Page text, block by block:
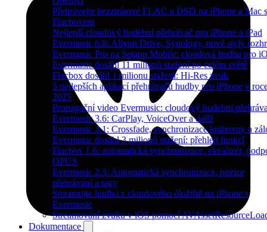
Přehrávejte bezztrátové FLAC a DSD na iPhone a Mac s
Flacboxem
Nejlepší cloudový hudební přehrávač pro iPhone a iPad
Evermusic 6.8: Aliyun Drive, Synology, nové styly
Evermusic Pro na Setapp Mobile: cloudová hudba pro
Evermusic dosáhl 11 milionů stažení po celém světě
Flacbox dosáhl 1 milionu stažení: Hi-Res zvuk
5 nejlepších aplikací přehrávačů hudby pro iPhone v
2025
Propagační video Evermusic: cloudový hudební
Evermusic 3.6: CarPlay, VoiceOver a další
Evermusic 3.1: Crossfade, synchronizace knihovny a
Evermusic dosáhl 3 milionů stažení: přehled funkcí
Flacbox 1.6: automatická synchronizace, ekvalizér,
OPUS
Evermusic 2.3: Automatická synchronizace, pozice
přehrávání a tagy
Streamujte hudbu z cloudového úložiště na iPhone s
Evermusic
Streamování zvuku v iOS pomocí
Dokumentace